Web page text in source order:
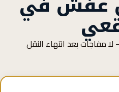
مفاجآت بعد انتهاء النقل